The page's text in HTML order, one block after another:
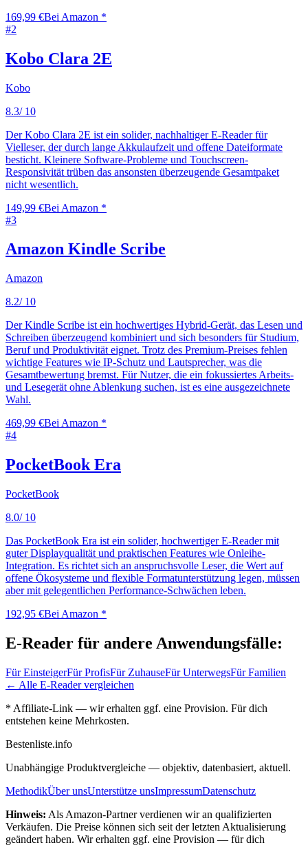
169,99 €Bei Amazon *
#2
Kobo Clara 2E
Kobo
8.3/ 10
Der Kobo Clara 2E ist ein solider, nachhaltiger E-Reader für
Vielleser, der durch lange Akkulaufzeit und offene Dateiformate
besticht. Kleinere Software-Probleme und Touchscreen-
Responsivität trüben das ansonsten überzeugende Gesamtpaket
nicht wesentlich.
149,99 €Bei Amazon *
#3
Amazon Kindle Scribe
Amazon
8.2/ 10
Der Kindle Scribe ist ein hochwertiges Hybrid-Gerät, das Lesen und
Schreiben überzeugend kombiniert und sich besonders für Studium,
Beruf und Produktivität eignet. Trotz des Premium-Preises fehlen
wichtige Features wie IP-Schutz und Lautsprecher, was die
Gesamtbewertung bremst. Für Nutzer, die ein fokussiertes Arbeits-
und Lesegerät ohne Ablenkung suchen, ist es eine ausgezeichnete
Wahl.
469,99 €Bei Amazon *
#4
PocketBook Era
PocketBook
8.0/ 10
Das PocketBook Era ist ein solider, hochwertiger E-Reader mit
guter Displayqualität und praktischen Features wie Onleihe-
Integration. Es richtet sich an anspruchsvolle Leser, die Wert auf
offene Ökosysteme und flexible Formatunterstützung legen, müssen
aber mit gelegentlichen Performance-Schwächen leben.
192,95 €Bei Amazon *
E-Reader für andere Anwendungsfälle:
FürEinsteigerFürProfisFür ZuhauseFürUnterwegsFürFamilien
← Alle E-Readervergleichen
* Affiliate-Link — wir erhalten ggf. eine Provision. Für dich
entstehen keine Mehrkosten.
Bestenliste.info
Unabhängige Produktvergleiche — objektiv, datenbasiert, aktuell.
MethodikÜber unsUnterstütze unsImpressumDatenschutz
Hinweis: Als Amazon-Partner verdienen wir an qualifizierten
Verkäufen. Die Preise können sich seit der letzten Aktualisierung
geändert haben. Wir erhalten ggf. eine Provision — für dich